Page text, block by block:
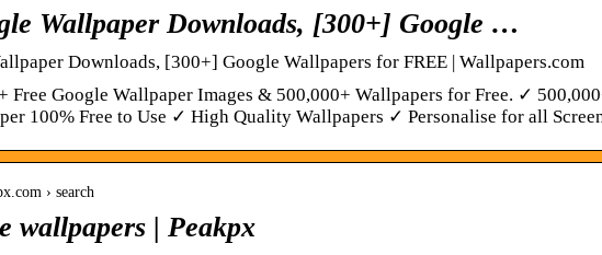
Wallpaper Downloads, [300+] Google …
Downloads, [300+] Google Wallpapers for FREE | Wallpapers.com
Free Google Wallpaper Images & 500,000+ Wallpapers for Free. ✓
100% Free to Use ✓ High Quality Wallpapers ✓ Personalise for all
› search
wallpapers | Peakpx